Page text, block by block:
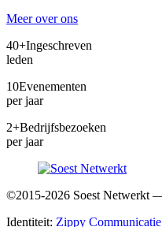
Meer over ons
40+Ingeschreven
leden
10Evenementen
per jaar
2+Bedrijfsbezoeken
per jaar
©2015-2026 Soest Netwerkt
Identiteit: Zippy Communicatie